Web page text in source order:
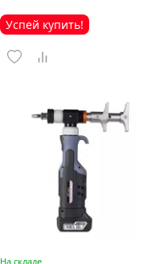
Успей купить!
На складе